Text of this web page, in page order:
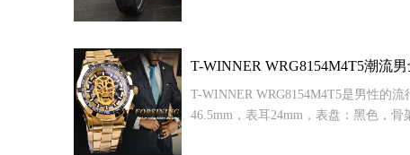
T-WINNER WRG8154M4T5潮流
T-WINNER WRG8154M4T5是男性的
46.5mm，表耳24mm，表盘：黑色，